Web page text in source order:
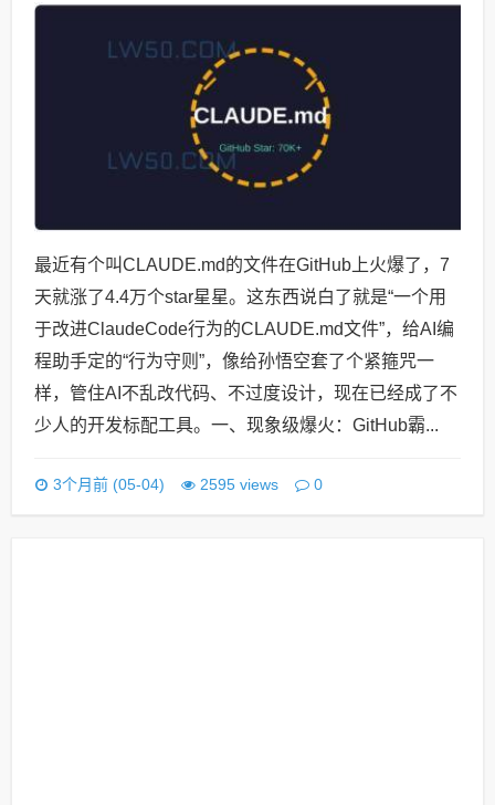
最近有个叫CLAUDE.md的文件在GitHub上火爆了，7
天就涨了4.4万个star星星。这东西说白了就是“一个用
于改进ClaudeCode行为的CLAUDE.md文件”，给AI编
程助手定的“行为守则”，像给孙悟空套了个紧箍咒一
样，管住AI不乱改代码、不过度设计，现在已经成了不
少人的开发标配工具。一、现象级爆火：GitHub霸...
3个月前 (05-04) 2595 views 0